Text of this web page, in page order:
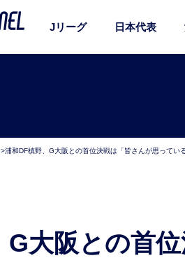
Jリーグ 日本代表
>浦和DF槙野、G大阪との首位決戦は「皆さんが思ってい